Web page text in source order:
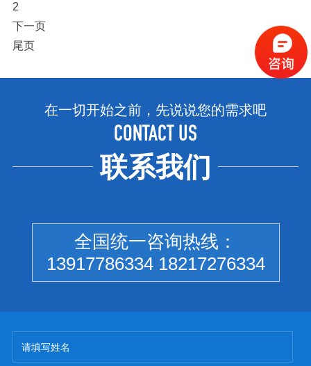
2
下一页
尾页
在一切开始之前，先说说您的需求吧
CONTACT US
联系我们
全国统一咨询热线：
13917786334 18217276334